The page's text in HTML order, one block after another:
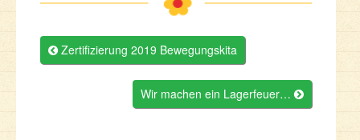
Post
navigation
 Zertifizierung 2019 Bewegungskita
Wir machen ein Lagerfeuer… 